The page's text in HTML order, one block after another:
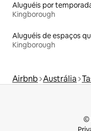
Kingborough
Kingborough
Airbnb Austrália
©